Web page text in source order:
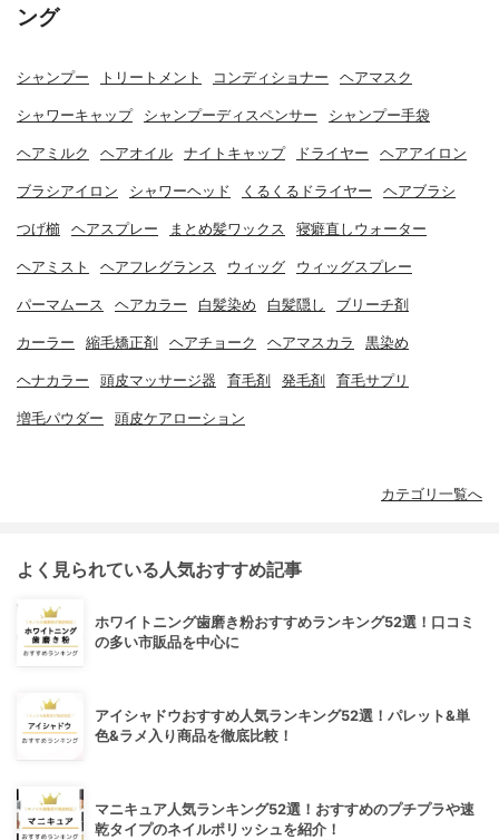
ング
シャンプー トリートメント コンディショナー ヘアマスク
シャワーキャップ シャンプーディスペンサー シャンプー手袋
ヘアミルク ヘアオイル ナイトキャップ ドライヤー ヘアアイロン
ブラシアイロン シャワーヘッド くるくるドライヤー ヘアブラシ
つげ櫛 ヘアスプレー まとめ髪ワックス 寝癖直しウォーター
ヘアミスト ヘアフレグランス ウィッグ ウィッグスプレー
パーマムース ヘアカラー 白髪染め 白髪隠し ブリーチ剤
カーラー 縮毛矯正剤 ヘアチョーク ヘアマスカラ 黒染め
ヘナカラー 頭皮マッサージ器 育毛剤 発毛剤 育毛サプリ
増毛パウダー 頭皮ケアローション
カテゴリ一覧へ
よく見られている人気おすすめ記事
ホワイトニング歯磨き粉おすすめランキング52選！口コミ
の多い市販品を中心に
アイシャドウおすすめ人気ランキング52選！パレット&単
色&ラメ入り商品を徹底比較！
マニキュア人気ランキング52選！おすすめのプチプラや速
乾タイプのネイルポリッシュを紹介！